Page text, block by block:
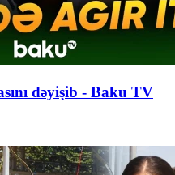
dəyişib - Baku TV